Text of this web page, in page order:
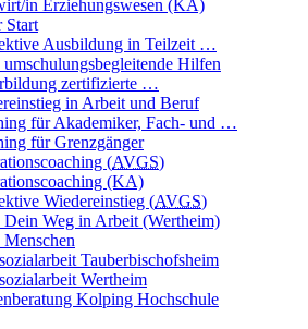
in Erziehungswesen (KA)
Start
Ausbildung in Teilzeit …
Hilfen
zertifizierte …
in Arbeit und Beruf
für Akademiker, Fach- und …
für Grenzgänger
(AVGS)
(KA)
Wiedereinstieg (AVGS)
Weg in Arbeit (Wertheim)
Menschen
Tauberbischofsheim
Wertheim
Kolping Hochschule